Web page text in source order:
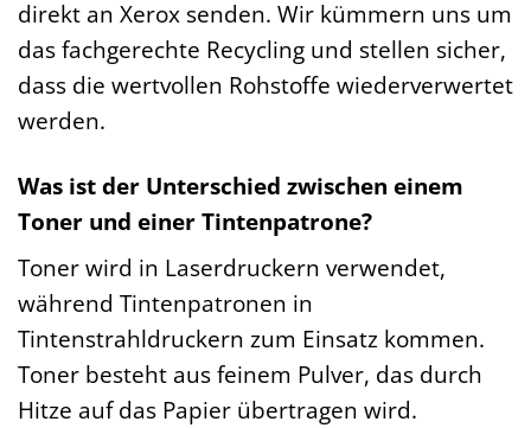
direkt an Xerox senden. Wir kümmern uns um
das fachgerechte Recycling und stellen sicher,
dass die wertvollen Rohstoffe wiederverwertet
werden.
Was ist der Unterschied zwischen einem
Toner und einer Tintenpatrone?
Toner wird in Laserdruckern verwendet,
während Tintenpatronen in
Tintenstrahldruckern zum Einsatz kommen.
Toner besteht aus feinem Pulver, das durch
Hitze auf das Papier übertragen wird.